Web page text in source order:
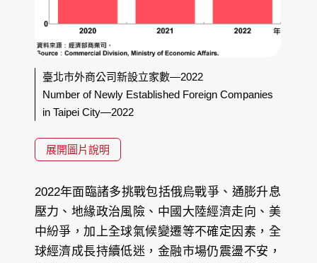
臺北市外商公司新設立家數—2022
Number of Newly Established Foreign Companies
in Taipei City—2022
展開圖片說明
2022年面臨諸多挑戰包括俄烏戰爭、通膨升息
壓力、地緣政治風險、中國大陸經濟走向、美
中紛爭，加上全球氣候變遷等不確定因素，全
球經濟成長持續低迷，金融市場仍震盪不安，